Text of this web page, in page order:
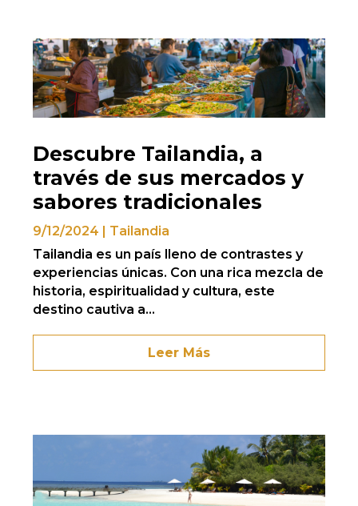
Descubre Tailandia, a
través de sus mercados y
sabores tradicionales
9/12/2024 | Tailandia
Tailandia es un país lleno de contrastes y
experiencias únicas. Con una rica mezcla de
historia, espiritualidad y cultura, este
destino cautiva a...
Leer Más